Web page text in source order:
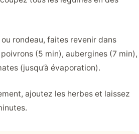
rondeau, faites revenir dans
(5 min), aubergines (7 min),
(jusqu’à évaporation).
ajoutez les herbes et laissez